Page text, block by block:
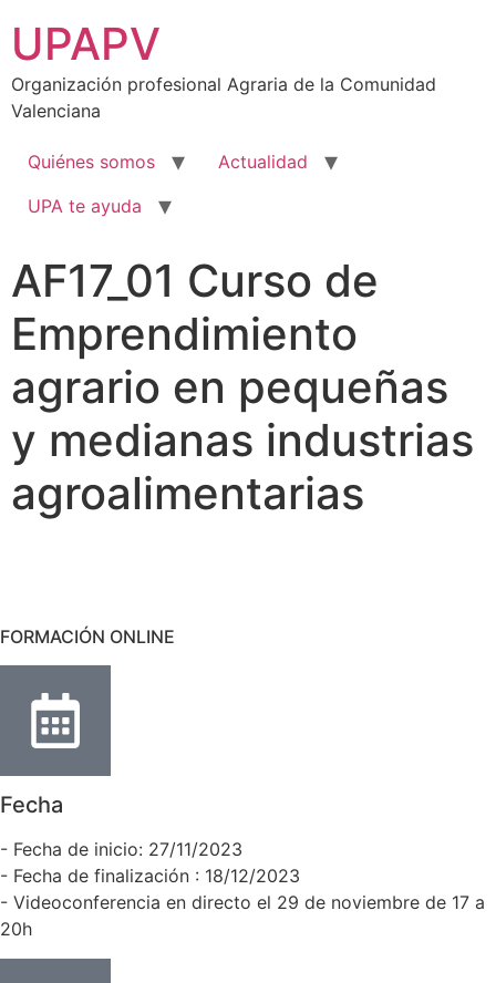
UPAPV
Organización profesional Agraria de la Comunidad
Valenciana
Quiénes somos
Actualidad
UPA te ayuda
AF17_01 Curso de
Emprendimiento
agrario en pequeñas
y medianas industrias
agroalimentarias
FORMACIÓN ONLINE
Fecha
- Fecha de inicio: 27/11/2023
- Fecha de finalización : 18/12/2023
- Videoconferencia en directo el 29 de noviembre de 17 a
20h